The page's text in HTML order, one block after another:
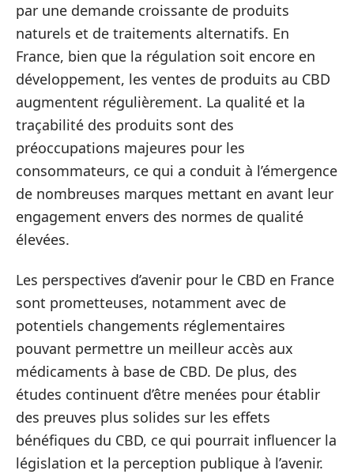
par une demande croissante de produits
naturels et de traitements alternatifs. En
France, bien que la régulation soit encore en
développement, les ventes de produits au CBD
augmentent régulièrement. La qualité et la
traçabilité des produits sont des
préoccupations majeures pour les
consommateurs, ce qui a conduit à l’émergence
de nombreuses marques mettant en avant leur
engagement envers des normes de qualité
élevées.
Les perspectives d’avenir pour le CBD en France
sont prometteuses, notamment avec de
potentiels changements réglementaires
pouvant permettre un meilleur accès aux
médicaments à base de CBD. De plus, des
études continuent d’être menées pour établir
des preuves plus solides sur les effets
bénéfiques du CBD, ce qui pourrait influencer la
législation et la perception publique à l’avenir.